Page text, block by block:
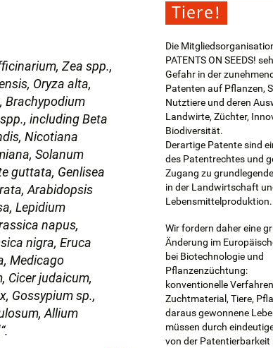
Zea spp.,
Oryza alta,
Brachypodium
including Beta
Nicotiana
Solanum
guttata, Genlisea
Arabidopsis
Lepidium
napus,
nigra, Eruca
Medicago
Cicer judaicum,
Gossypium sp.,
Allium
Tiere!
Die
PATENTS ON SEEDS!
Gefahr in der
Patenten auf Pflanzen,
Nutztiere und deren
Landwirte, Züchter,
Biodiversität.
Derartige Patente sind
des Patentrechtes und
Zugang zu
in der Landwirtschaft
Lebensmittelproduktion.
Wir fordern daher eine
Änderung im
bei Biotechnologie und
Pflanzenzüchtung:
konventionelle
Zuchtmaterial, Tiere,
daraus gewonnene
müssen durch
von der Patentierbarkeit